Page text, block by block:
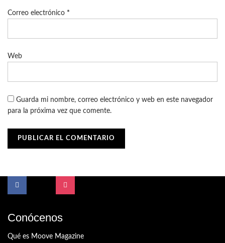
Correo electrónico *
Web
Guarda mi nombre, correo electrónico y web en este navegador
para la próxima vez que comente.
Conócenos
Qué es Moove Magazine